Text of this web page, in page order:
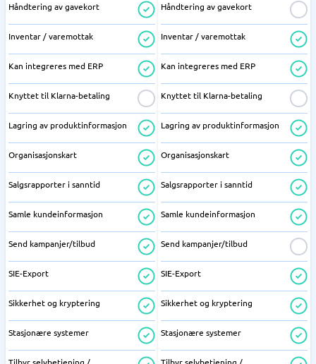
Håndtering av gavekort
Inventar / varemottak
Kan integreres med ERP
Knyttet til Klarna-betaling
Lagring av produktinformasjon
Organisasjonskart
Salgsrapporter i sanntid
Samle kundeinformasjon
Send kampanjer/tilbud
SIE-Export
Sikkerhet og kryptering
Stasjonære systemer
Håndtering av gavekort
Inventar / varemottak
Kan integreres med ERP
Knyttet til Klarna-betaling
Lagring av produktinformasjon
Organisasjonskart
Salgsrapporter i sanntid
Samle kundeinformasjon
Send kampanjer/tilbud
SIE-Export
Sikkerhet og kryptering
Stasjonære systemer